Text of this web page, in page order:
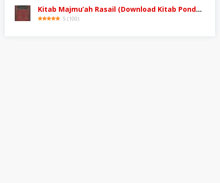
Kitab Majmu’ah Rasail (Download Kitab Pondok)
5 (100)